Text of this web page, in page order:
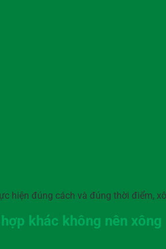
hiện đúng cách và đúng thời điểm,
khác không nên xông